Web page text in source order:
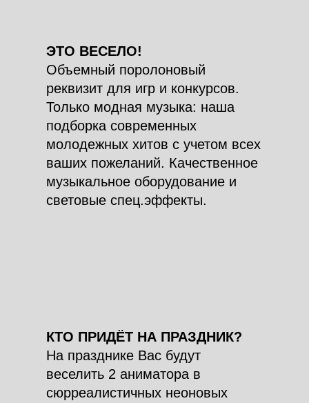
ЭТО ВЕСЕЛО!
Объемный поролоновый
реквизит для игр и конкурсов.
Только модная музыка: наша
подборка современных
молодежных хитов с учетом всех
ваших пожеланий. Качественное
музыкальное оборудование и
световые спец.эффекты.
КТО ПРИДЁТ НА ПРАЗДНИК?
На празднике Вас будут
веселить 2 аниматора в
сюрреалистичных неоновых